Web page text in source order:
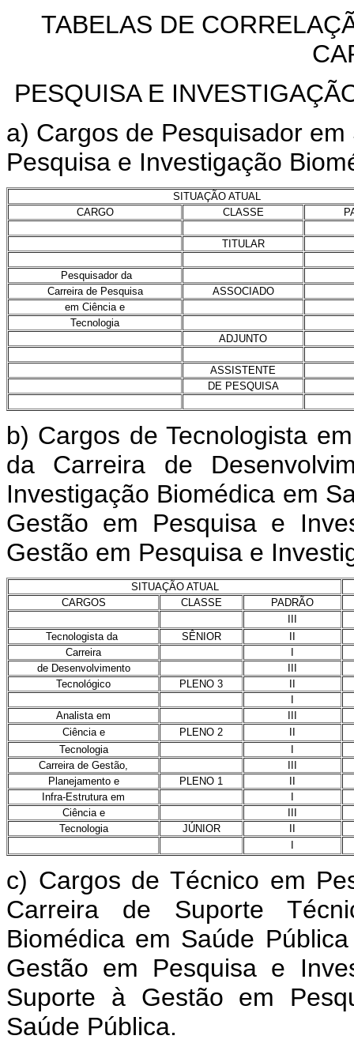
TABELAS DE
PESQUISA E
a) Cargos de Pesquisador
Pesquisa e Investigação
SITUAÇÃO ATUAL
CARGO
CLASSE
TITULAR
Pesquisador da
Carreira de Pesquisa
ASSOCIADO
em Ciência e
Tecnologia
ADJUNTO
ASSISTENTE
DE PESQUISA
b) Cargos de Tecnologista
da Carreira de
Investigação Biomédica em
Gestão em Pesquisa e
Gestão em Pesquisa e
SITUAÇÃO ATUAL
CARGOS
CLASSE
PADRÃO
Tecnologista da
SÊNIOR
Carreira
de Desenvolvimento
Tecnológico
PLENO 3
Analista em
Ciência e
PLENO 2
Tecnologia
Carreira de Gestão,
Planejamento e
PLENO 1
Infra-Estrutura em
Ciência e
Tecnologia
JÚNIOR
c) Cargos de Técnico em
Carreira de Suporte
Biomédica em Saúde
Gestão em Pesquisa e
Suporte à Gestão em
Saúde Pública.